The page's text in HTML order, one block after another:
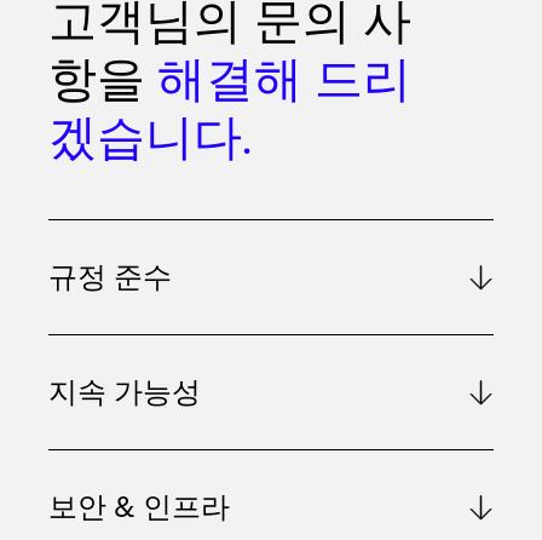
고객님의 문의 사
항을 해결해 드리
겠습니다.
규정 준수
지속 가능성
보안 & 인프라